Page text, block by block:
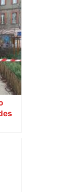
à
des